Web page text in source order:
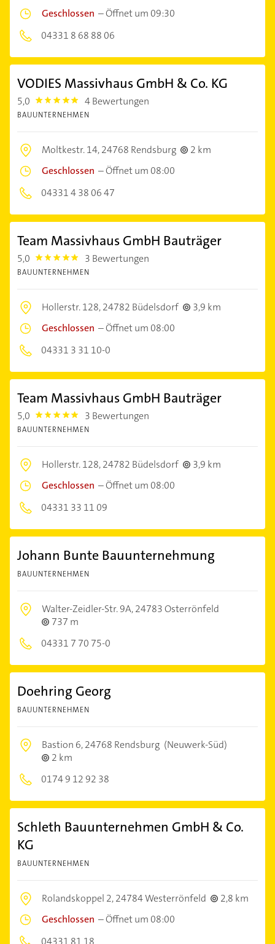
Geschlossen –Öffnet um 09:30
04331 8 68 88 06
VODIES Massivhaus GmbH & Co. KG
5,0 5.0 4 Bewertungen
BAUUNTERNEHMEN
Moltkestr. 14,24768 Rendsburg
2 km
Geschlossen –Öffnet um 08:00
04331 4 38 06 47
Team Massivhaus GmbH Bauträger
5,0 5.0 3 Bewertungen
BAUUNTERNEHMEN
Hollerstr. 128,24782 Büdelsdorf
3,9 km
Geschlossen –Öffnet um 08:00
04331 3 31 10-0
Team Massivhaus GmbH Bauträger
5,0 5.0 3 Bewertungen
BAUUNTERNEHMEN
Hollerstr. 128,24782 Büdelsdorf
3,9 km
Geschlossen –Öffnet um 08:00
04331 33 11 09
Johann Bunte Bauunternehmung
BAUUNTERNEHMEN
Walter-Zeidler-Str. 9A,24783 Osterrönfeld
737 m
04331 7 70 75-0
Doehring Georg
BAUUNTERNEHMEN
Bastion 6,24768 Rendsburg (Neuwerk-Süd)
2 km
0174 9 12 92 38
Schleth Bauunternehmen GmbH & Co.
KG
BAUUNTERNEHMEN
Rolandskoppel 2,24784 Westerrönfeld
2,8 km
Geschlossen –Öffnet um 08:00
04331 81 18